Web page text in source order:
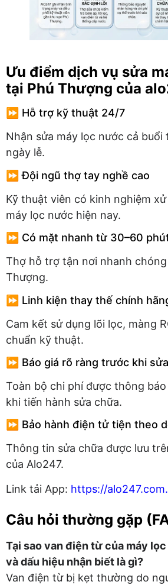
Ưu điểm dịch vụ sửa
tại Phú Thượng của
⏩ Hỗ trợ kỹ thuật 24/7
Nhận sửa máy lọc nước cả buổi
ngày lễ.
⏩ Đội ngũ thợ tay nghề cao
Kỹ thuật viên có kinh nghiệm
máy lọc nước hiện nay.
⏩ Có mặt nhanh từ 30–60
Thợ hỗ trợ tận nơi nhanh
Thượng.
⏩ Linh kiện thay thế chính
Cam kết sử dụng lõi lọc, màng
chuẩn kỹ thuật.
⏩ Báo giá rõ ràng trước khi sửa
Toàn bộ chi phí được thông
khi tiến hành sửa chữa.
⏩ Bảo hành điện tử tiện theo
Thông tin sửa chữa được lưu
của Alo247.
Link tải App: https://
Câu hỏi thường gặp
Tại sao van điện từ của máy
và dấu hiệu nhận biết là gì?
Van điện từ bị kẹt thường do